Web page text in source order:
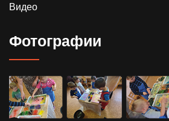
Видео
Фотографии